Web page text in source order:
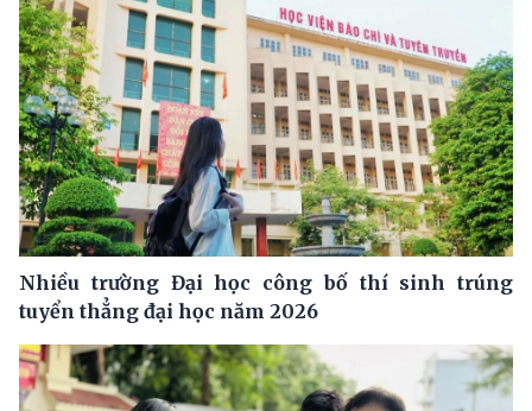
Nhiều trường Đại học công bố thí sinh trúng
tuyển thẳng đại học năm 2026